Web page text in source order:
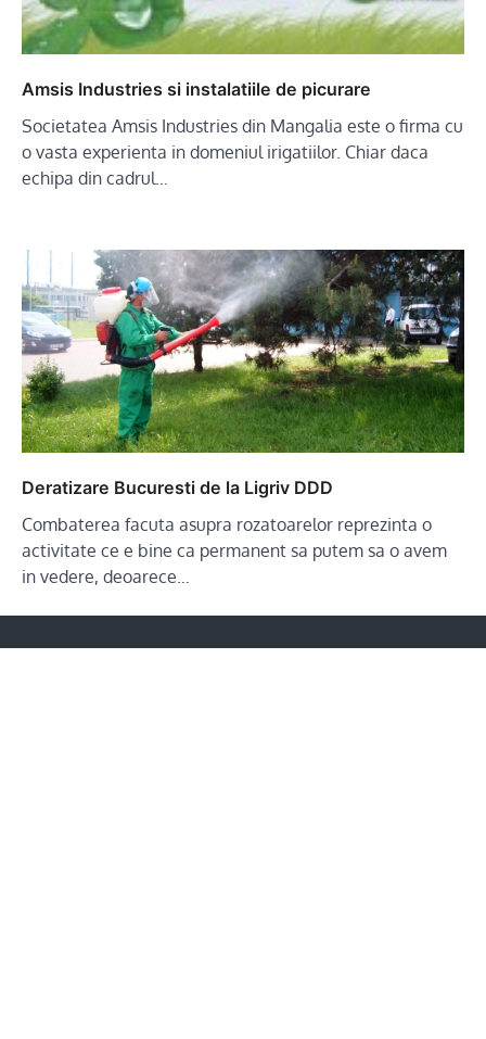
Amsis Industries si instalatiile de picurare
Societatea Amsis Industries din Mangalia este o firma cu
o vasta experienta in domeniul irigatiilor. Chiar daca
echipa din cadrul…
Deratizare Bucuresti de la Ligriv DDD
Combaterea facuta asupra rozatoarelor reprezinta o
activitate ce e bine ca permanent sa putem sa o avem
in vedere, deoarece…